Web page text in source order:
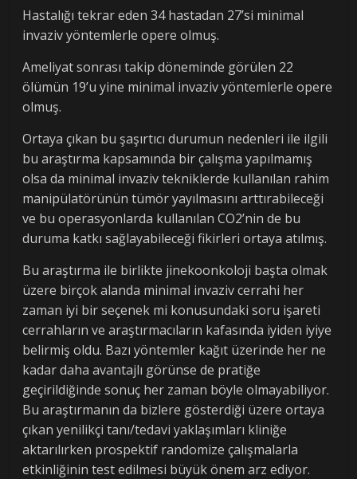
Hastalığı tekrar eden 34 hastadan 27’si minimal
invaziv yöntemlerle opere olmuş.
Ameliyat sonrası takip döneminde görülen 22
ölümün 19’u yine minimal invaziv yöntemlerle opere
olmuş.
Ortaya çıkan bu şaşırtıcı durumun nedenleri ile ilgili
bu araştırma kapsamında bir çalışma yapılmamış
olsa da minimal invaziv tekniklerde kullanılan rahim
manipülatörünün tümör yayılmasını arttırabileceği
ve bu operasyonlarda kullanılan CO2’nin de bu
duruma katkı sağlayabileceği fikirleri ortaya atılmış.
Bu araştırma ile birlikte jinekoonkoloji başta olmak
üzere birçok alanda minimal invaziv cerrahi her
zaman iyi bir seçenek mi konusundaki soru işareti
cerrahların ve araştırmacıların kafasında iyiden iyiye
belirmiş oldu. Bazı yöntemler kağıt üzerinde her ne
kadar daha avantajlı görünse de pratiğe
geçirildiğinde sonuç her zaman böyle olmayabiliyor.
Bu araştırmanın da bizlere gösterdiği üzere ortaya
çıkan yenilikçi tanı/tedavi yaklaşımları kliniğe
aktarılırken prospektif randomize çalışmalarla
etkinliğinin test edilmesi büyük önem arz ediyor.